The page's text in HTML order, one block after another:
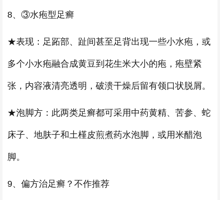
8、③水疱型足癣
★表现：足跖部、趾间甚至足背出现一些小水疱，或
多个小水疱融合成黄豆到花生米大小的疱，疱壁紧
张，内容液清亮透明，破溃干燥后留有领口状脱屑。
★泡脚方：此两类足癣都可采用中药黄精、苦参、蛇
床子、地肤子和土槿皮煎煮药水泡脚，或用米醋泡
脚。
9、偏方治足癣？不作推荐